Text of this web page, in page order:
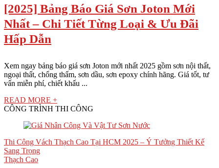
[2025] Bảng Báo Giá Sơn Joton Mới
Nhất – Chi Tiết Từng Loại & Ưu Đãi
Hấp Dẫn
Xem ngay bảng báo giá sơn Joton mới nhất 2025 gồm sơn nội thất,
ngoại thất, chống thấm, sơn dầu, sơn epoxy chính hãng. Giá tốt, tư
vấn miễn phí, chiết khấu ...
READ MORE +
CÔNG TRÌNH THI CÔNG
Thi Công Vách Thạch Cao Tại HCM 2025 – Ý Tưởng Thiết Kế
Sang Trọng
Thạch Cao